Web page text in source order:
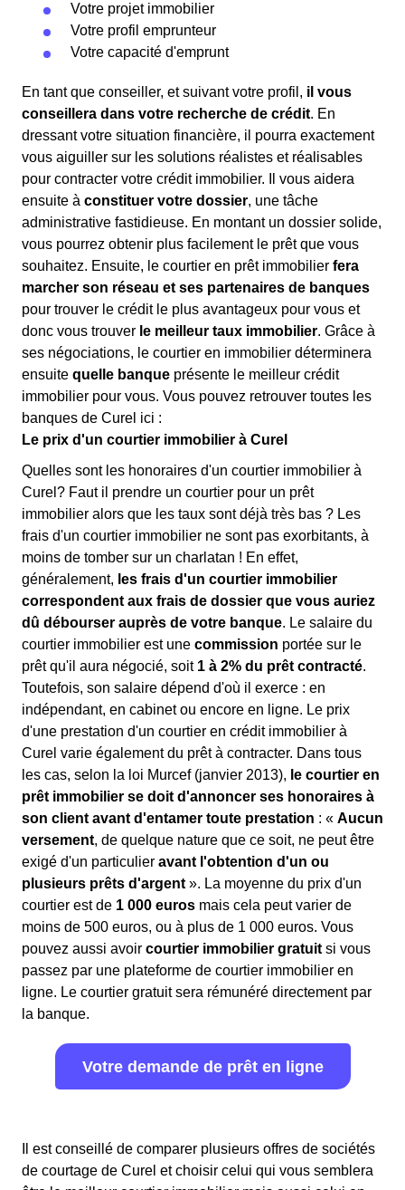
Votre projet immobilier
Votre profil emprunteur
Votre capacité d'emprunt
En tant que conseiller, et suivant votre profil, il vous
conseillera dans votre recherche de crédit. En
dressant votre situation financière, il pourra exactement
vous aiguiller sur les solutions réalistes et réalisables
pour contracter votre crédit immobilier. Il vous aidera
ensuite à constituer votre dossier, une tâche
administrative fastidieuse. En montant un dossier solide,
vous pourrez obtenir plus facilement le prêt que vous
souhaitez. Ensuite, le courtier en prêt immobilier fera
marcher son réseau et ses partenaires de banques
pour trouver le crédit le plus avantageux pour vous et
donc vous trouver le meilleur taux immobilier. Grâce à
ses négociations, le courtier en immobilier déterminera
ensuite quelle banque présente le meilleur crédit
immobilier pour vous. Vous pouvez retrouver toutes les
banques de Curel ici :
Le prix d'un courtier immobilier à Curel
Quelles sont les honoraires d'un courtier immobilier à
Curel? Faut il prendre un courtier pour un prêt
immobilier alors que les taux sont déjà très bas ? Les
frais d'un courtier immobilier ne sont pas exorbitants, à
moins de tomber sur un charlatan ! En effet,
généralement, les frais d'un courtier immobilier
correspondent aux frais de dossier que vous auriez
dû débourser auprès de votre banque. Le salaire du
courtier immobilier est une commission portée sur le
prêt qu'il aura négocié, soit 1 à 2% du prêt contracté.
Toutefois, son salaire dépend d'où il exerce : en
indépendant, en cabinet ou encore en ligne. Le prix
d'une prestation d'un courtier en crédit immobilier à
Curel varie également du prêt à contracter. Dans tous
les cas, selon la loi Murcef (janvier 2013), le courtier en
prêt immobilier se doit d'annoncer ses honoraires à
son client avant d'entamer toute prestation : « Aucun
versement, de quelque nature que ce soit, ne peut être
exigé d'un particulier avant l'obtention d'un ou
plusieurs prêts d'argent ». La moyenne du prix d'un
courtier est de 1 000 euros mais cela peut varier de
moins de 500 euros, ou à plus de 1 000 euros. Vous
pouvez aussi avoir courtier immobilier gratuit si vous
passez par une plateforme de courtier immobilier en
ligne. Le courtier gratuit sera rémunéré directement par
la banque.
Votre demande de prêt en ligne
Il est conseillé de comparer plusieurs offres de sociétés
de courtage de Curel et choisir celui qui vous semblera